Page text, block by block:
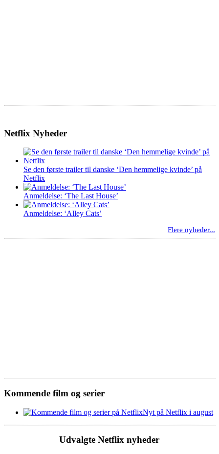
Netflix Nyheder
Se den første trailer til danske ‘Den hemmelige kvinde’ på
Netflix
Anmeldelse: ‘The Last House’
Anmeldelse: ‘Alley Cats’
Flere nyheder...
Kommende film og serier
Nyt på Netflix i august
Udvalgte Netflix nyheder